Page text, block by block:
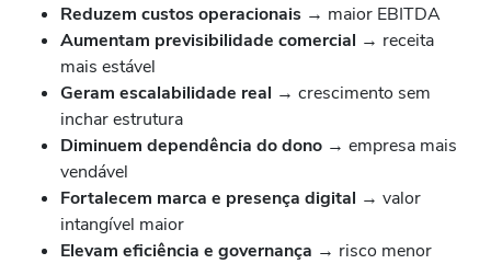
Reduzem custos operacionais → maior EBITDA
Aumentam previsibilidade comercial → receita
mais estável
Geram escalabilidade real → crescimento sem
inchar estrutura
Diminuem dependência do dono → empresa mais
vendável
Fortalecem marca e presença digital → valor
intangível maior
Elevam eficiência e governança → risco menor